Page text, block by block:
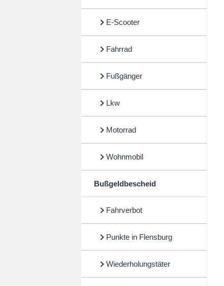
E-Scooter
Fahrrad
Fußgänger
Lkw
Motorrad
Wohnmobil
Bußgeldbescheid
Fahrverbot
Punkte in Flensburg
Wiederholungstäter